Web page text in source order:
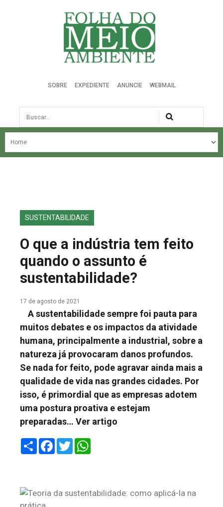
Folha do Meio Ambiente
SOBRE EXPEDIENTE ANUNCIE WEBMAIL
Busca
NOSSA HISTÓRIA
EDIÇÕES ANTERIORES
FALE CONOSCO
SUSTENTABILIDADE
O que a indústria tem feito
quando o assunto é
sustentabilidade?
17 de agosto de 2021
A sustentabilidade sempre foi pauta para
muitos debates e os impactos da atividade
humana, principalmente a industrial, sobre a
natureza já provocaram danos profundos.
Se nada for feito, pode agravar ainda mais a
qualidade de vida nas grandes cidades. Por
isso, é primordial que as empresas adotem
uma postura proativa e estejam
preparadas… Ver artigo
ShareFacebook
Twitter